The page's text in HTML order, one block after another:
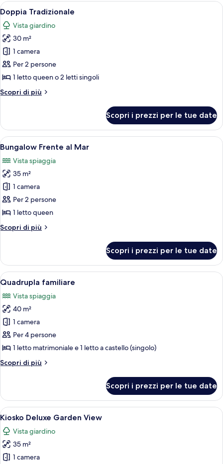
Apri
tutte
le
foto
per
Doppia
Tradizionale
Una stanza con un letto, un
7
Doppia Tradizionale
Vista giardino
30 m²
1 camera
Per 2 persone
1 letto queen o 2 letti singoli
Scopri di più
Altri
Tradizionale
Scopri i prezzi per le tue date
Apri
tutte
le
foto
per
Bungalow
Frente
Mar
Una baita di legno con tetto di
6
Bungalow Frente al Mar
Vista spiaggia
35 m²
1 camera
Per 2 persone
1 letto queen
Scopri di più
Altri
Frente
al
Mar
Scopri i prezzi per le tue date
Apri
tutte
le
foto
per
Quadrupla
familiare
Due poltrone di legno con cuscini su
7
Quadrupla familiare
Vista spiaggia
40 m²
1 camera
Per 4 persone
1 letto matrimoniale e 1 letto a castello (singolo)
Scopri di più
Altri
familiare
Scopri i prezzi per le tue date
Apri
tutte
le
foto
per
Una stanza con tetto di paglia, due
6
Kiosko Deluxe Garden View
Vista giardino
35 m²
1 camera